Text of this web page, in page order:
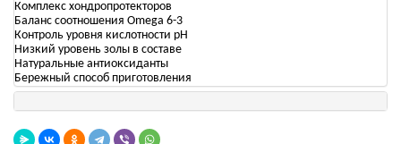
Комплекс хондропротекторов
Баланс соотношения Omega 6-3
Контроль уровня кислотности рН
Низкий уровень золы в составе
Натуральные антиоксиданты
Бережный способ приготовления